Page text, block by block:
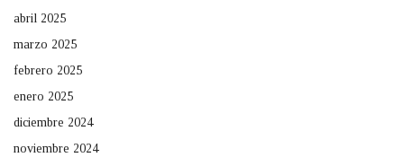
abril 2025
marzo 2025
febrero 2025
enero 2025
diciembre 2024
noviembre 2024